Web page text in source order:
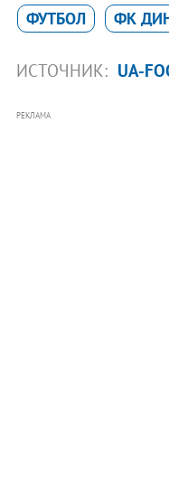
ФУТБОЛ ФК
ИСТОЧНИК: UA-
РЕКЛАМА